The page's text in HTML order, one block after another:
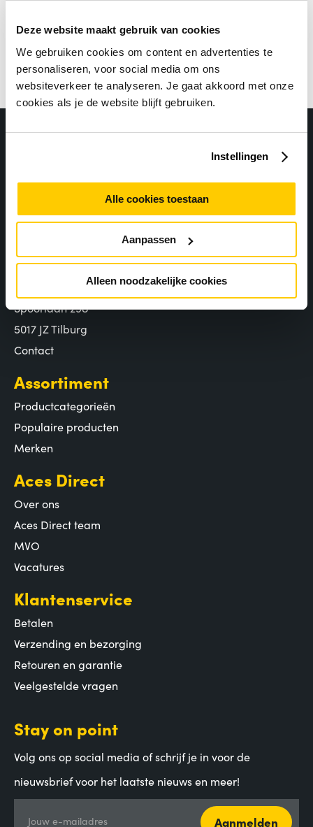
Deze website maakt gebruik van cookies
We gebruiken cookies om content en advertenties te
personaliseren, voor social media om ons
websiteverkeer te analyseren. Je gaat akkoord met onze
cookies als je de website blijft gebruiken.
Instellingen
Alle cookies toestaan
Aanpassen
Alleen noodzakelijke cookies
Bezoekadres
Spoorlaan 298
5017 JZ Tilburg
Contact
Assortiment
Productcategorieën
Populaire producten
Merken
Aces Direct
Over ons
Aces Direct team
MVO
Vacatures
Klantenservice
Betalen
Verzending en bezorging
Retouren en garantie
Veelgestelde vragen
Stay on point
Volg ons op social media of schrijf je in voor de
nieuwsbrief voor het laatste nieuws en meer!
Jouw e-mailadres Aanmelden